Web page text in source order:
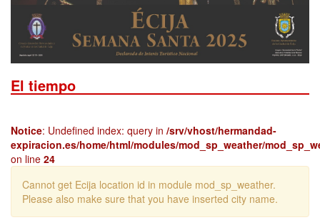
El tiempo
Notice: Undefined index: query in /srv/vhost/hermandad-
expiracion.es/home/html/modules/mod_sp_weather/
on line 24
Cannot get Ecija location id in module mod_sp_weather.
Please also make sure that you have inserted city name.